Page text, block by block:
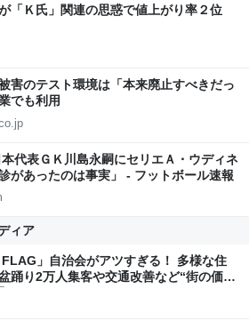
「Ｋ氏」関連の思惑で値上がり率２位
害のテスト環境は「本来廃止すべきだっ
でも利用
本代表ＧＫ川島永嗣にセリエＡ・ウディネ
があったのは事実」 - フットボール速報
ィア
FLAG」自治会がアツすぎる！ 多様な住
踊り2万人集客や交通改善など“街の価値